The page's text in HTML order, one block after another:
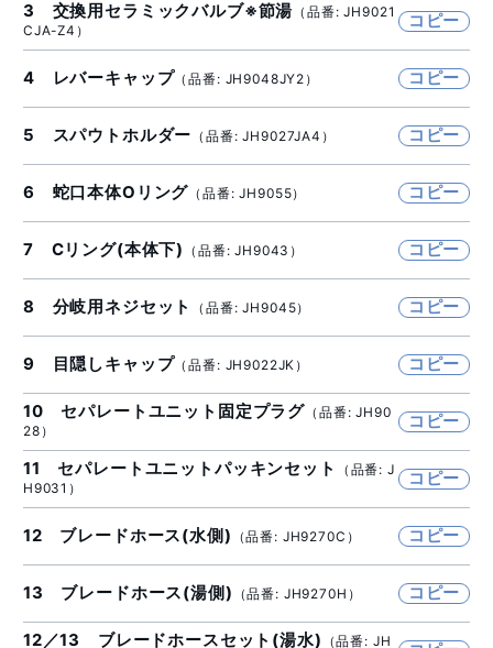
3 交換用セラミックバルブ※節湯 （品番: JH9021
CJA-Z4）
コピー
4 レバーキャップ（品番: JH9048JY2） コピー
5 スパウトホルダー （品番: JH9027JA4） コピー
6 蛇口本体Oリング （品番: JH9055） コピー
7 Cリング(本体下) （品番: JH9043） コピー
8 分岐用ネジセット （品番: JH9045） コピー
9 目隠しキャップ（品番: JH9022JK） コピー
10 セパレートユニット固定プラグ （品番: JH90
28）
コピー
11 セパレートユニットパッキンセット
（品番: J
H9031）
コピー
12 ブレードホース(水側) （品番: JH9270C） コピー
13 ブレードホース(湯側) （品番: JH9270H） コピー
12／13 ブレードホースセット(湯水) （品番: JH